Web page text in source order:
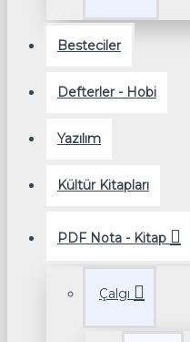
Besteciler
Defterler - Hobi
Yazılım
Kültür Kitapları
PDF Nota - Kitap
Çalgı